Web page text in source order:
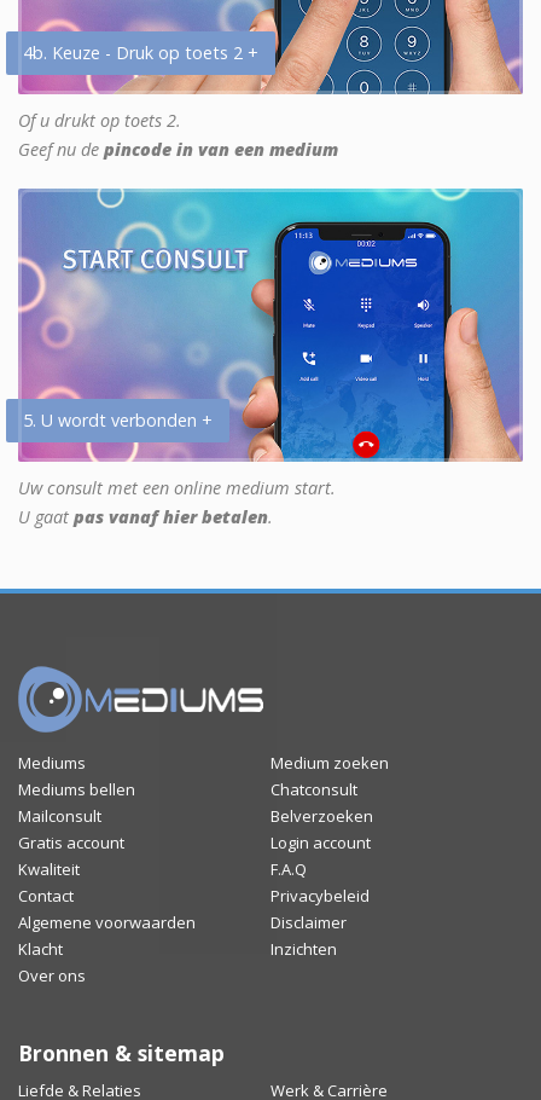
4b. Keuze - Druk op toets 2 +
Of u drukt op toets 2.
Geef nu de pincode in van een medium
5. U wordt verbonden +
Uw consult met een online medium start.
U gaat pas vanaf hier betalen.
Mediums
Medium zoeken
Mediums bellen
Chatconsult
Mailconsult
Belverzoeken
Gratis account
Login account
Kwaliteit
F.A.Q
Contact
Privacybeleid
Algemene voorwaarden
Disclaimer
Klacht
Inzichten
Over ons
Bronnen & sitemap
Liefde & Relaties Werk & Carrière